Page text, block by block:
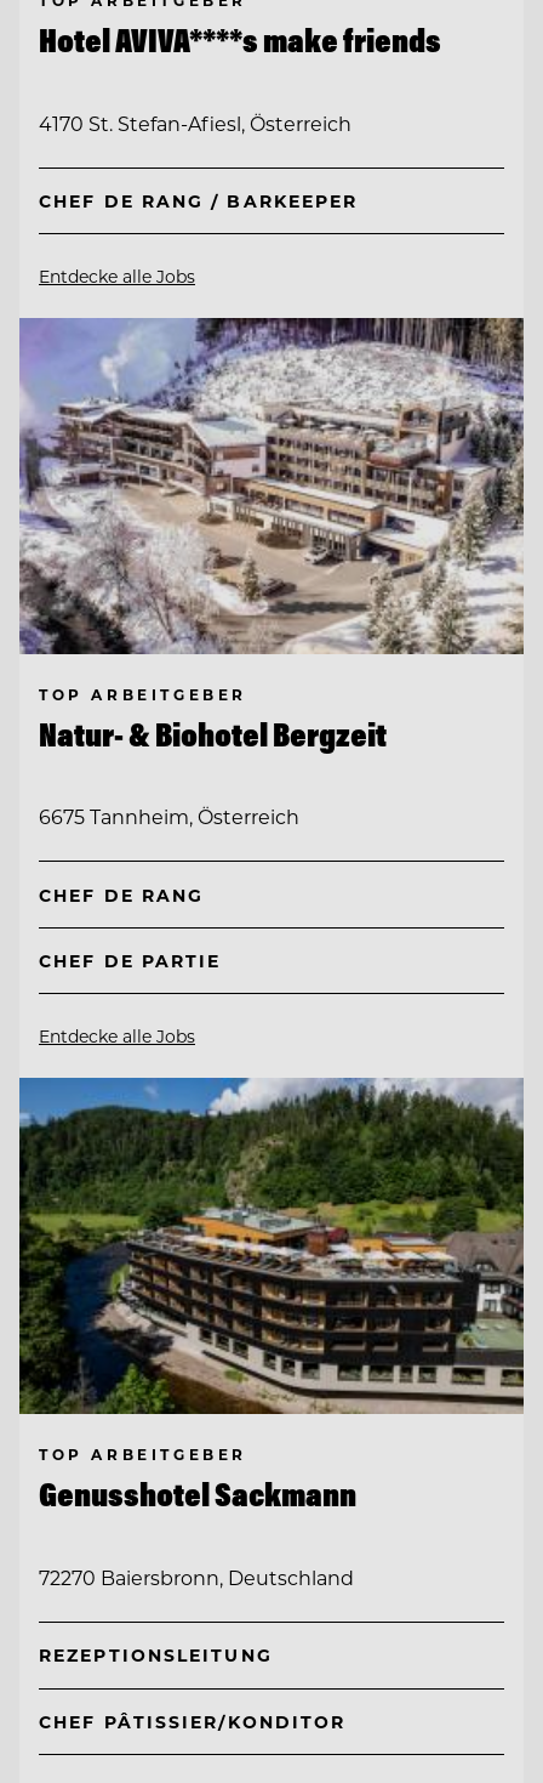
Hotel AVIVA****s make friends
4170 St. Stefan-Afiesl, Österreich
CHEF DE RANG / BARKEEPER
Entdecke alle Jobs
TOP ARBEITGEBER
Natur- & Biohotel Bergzeit
6675 Tannheim, Österreich
CHEF DE RANG
CHEF DE PARTIE
Entdecke alle Jobs
TOP ARBEITGEBER
Genusshotel Sackmann
72270 Baiersbronn, Deutschland
REZEPTIONSLEITUNG
CHEF PÂTISSIER/KONDITOR